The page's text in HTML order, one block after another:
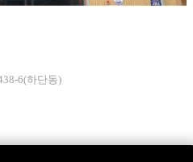
6(하단동)